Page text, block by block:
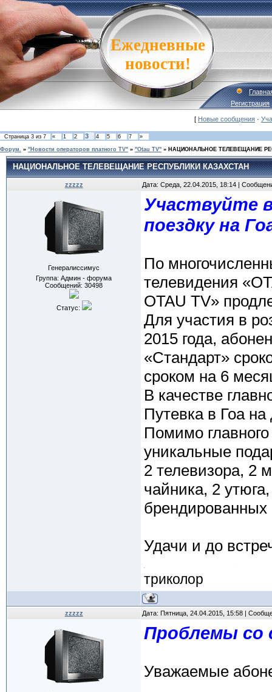
Ежедневные
новости!
Регистрация
[ Новые сообщения ·
Страница 3 из 7 « 1 2 3 4 5 6 7 »
Форум. » "Новости операторов платного TV" » "Otau TV" » НАЦИОНАЛЬНОЕ ТЕЛЕВЕЩАНИЕ
НАЦИОНАЛЬНОЕ ТЕЛЕВЕЩАНИЕ РЕСПУБЛИКИ КАЗАХСТАН
zzzzz Дата: Среда, 22.04.2015, 18:14 |
Генералиссимус
Группа: Админ - форума
Сообщений: 30498
Статус:
Участвуйте
поездку на
По
телевидения
OTAU TV»
Для участия в
2015 года,
«Стандарт»
сроком на 6
В качестве
Путевка в Гоа
Помимо
уникальные
2 телевизора, 2
чайника, 2
брендированных
Удачи и до
триколор
zzzzz Дата: Пятница, 24.04.2015, 15:58 |
Проблемы со
Уважаемые